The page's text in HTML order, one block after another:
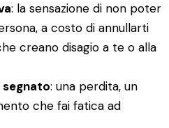
: la sensazione di non poter
a costo di annullarti
creano disagio a te o alla
segnato: una perdita, un
che fai fatica ad